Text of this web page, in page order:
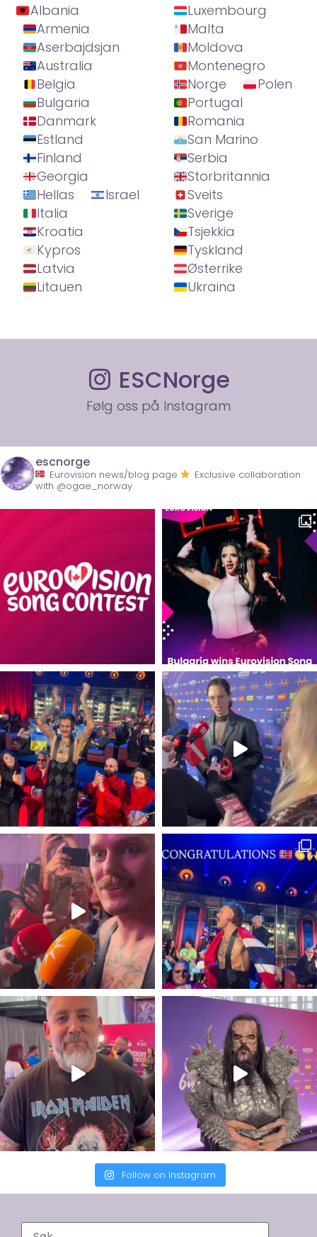
Albania
Armenia
Aserbajdsjan
Australia
Belgia
Bulgaria
Danmark
Estland
Finland
Georgia
Hellas
Israel
Italia
Kroatia
Kypros
Latvia
Litauen
Luxembourg
Malta
Moldova
Montenegro
Norge
Polen
Portugal
Romania
San Marino
Serbia
Storbritannia
Sveits
Sverige
Tsjekkia
Tyskland
Østerrike
Ukraina
ESCNorge
Følg oss på Instagram
escnorge
Eurovision news/blog page
Exclusive collaboration
with @ogae_norway
Follow on Instagram